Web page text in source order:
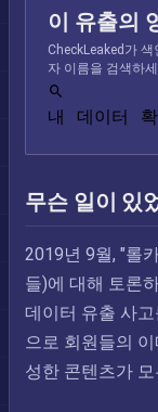
이 유출의
CheckLeaked가
자 이름을 검색하
내 데이터 확
무슨 일이 있
2019년 9월, "롤
들)에 대해 토론
데이터 유출 사
으로 회원들의
성한 콘텐츠가